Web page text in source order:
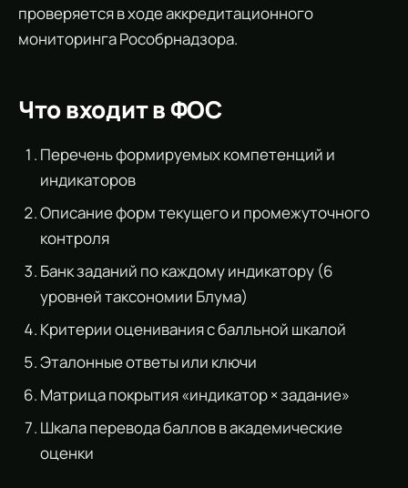
проверяется в ходе аккредитационного
мониторинга Рособрнадзора.
Что входит в ФОС
Перечень формируемых компетенций и
индикаторов
Описание форм текущего и промежуточного
контроля
Банк заданий по каждому индикатору (6
уровней таксономии Блума)
Критерии оценивания с балльной шкалой
Эталонные ответы или ключи
Матрица покрытия «индикатор × задание»
Шкала перевода баллов в академические
оценки